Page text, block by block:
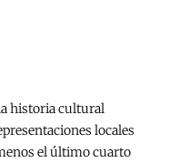
historia cultural
locales
el último cuarto